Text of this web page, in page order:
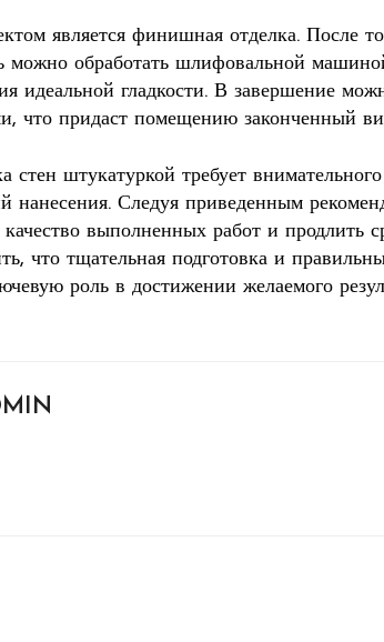
является финишная отделка. После
можно обработать шлифовальной
идеальной гладкости. В завершение
что придаст помещению законченный
стен штукатуркой требует
нанесения. Следуя приведенным
качество выполненных работ и продлить
что тщательная подготовка и
роль в достижении желаемого